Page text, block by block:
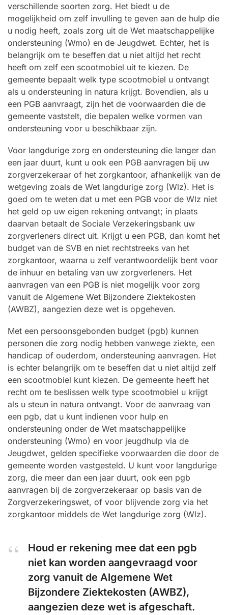
verschillende soorten zorg. Het biedt u de
mogelijkheid om zelf invulling te geven aan de hulp die
u nodig heeft, zoals zorg uit de Wet maatschappelijke
ondersteuning (Wmo) en de Jeugdwet. Echter, het is
belangrijk om te beseffen dat u niet altijd het recht
heeft om zelf een scootmobiel uit te kiezen. De
gemeente bepaalt welk type scootmobiel u ontvangt
als u ondersteuning in natura krijgt. Bovendien, als u
een PGB aanvraagt, zijn het de voorwaarden die de
gemeente vaststelt, die bepalen welke vormen van
ondersteuning voor u beschikbaar zijn.
Voor langdurige zorg en ondersteuning die langer dan
een jaar duurt, kunt u ook een PGB aanvragen bij uw
zorgverzekeraar of het zorgkantoor, afhankelijk van de
wetgeving zoals de Wet langdurige zorg (Wlz). Het is
goed om te weten dat u met een PGB voor de Wlz niet
het geld op uw eigen rekening ontvangt; in plaats
daarvan betaalt de Sociale Verzekeringsbank uw
zorgverleners direct uit. Krijgt u een PGB, dan komt het
budget van de SVB en niet rechtstreeks van het
zorgkantoor, waarna u zelf verantwoordelijk bent voor
de inhuur en betaling van uw zorgverleners. Het
aanvragen van een PGB is niet mogelijk voor zorg
vanuit de Algemene Wet Bijzondere Ziektekosten
(AWBZ), aangezien deze wet is opgeheven.
Met een persoonsgebonden budget (pgb) kunnen
personen die zorg nodig hebben vanwege ziekte, een
handicap of ouderdom, ondersteuning aanvragen. Het
is echter belangrijk om te beseffen dat u niet altijd zelf
een scootmobiel kunt kiezen. De gemeente heeft het
recht om te beslissen welk type scootmobiel u krijgt
als u steun in natura ontvangt. Voor de aanvraag van
een pgb, dat u kunt indienen voor hulp en
ondersteuning onder de Wet maatschappelijke
ondersteuning (Wmo) en voor jeugdhulp via de
Jeugdwet, gelden specifieke voorwaarden die door de
gemeente worden vastgesteld. U kunt voor langdurige
zorg, die meer dan een jaar duurt, ook een pgb
aanvragen bij de zorgverzekeraar op basis van de
Zorgverzekeringswet, of voor blijvende zorg via het
zorgkantoor middels de Wet langdurige zorg (Wlz).
Houd er rekening mee dat een pgb
niet kan worden aangevraagd voor
zorg vanuit de Algemene Wet
Bijzondere Ziektekosten (AWBZ),
aangezien deze wet is afgeschaft.